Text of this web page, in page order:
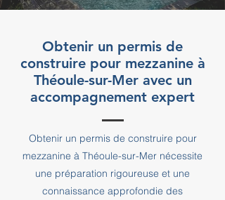
Obtenir un permis de
construire pour mezzanine à
Théoule-sur-Mer avec un
accompagnement expert
Obtenir un permis de construire pour
mezzanine à Théoule-sur-Mer nécessite
une préparation rigoureuse et une
connaissance approfondie des